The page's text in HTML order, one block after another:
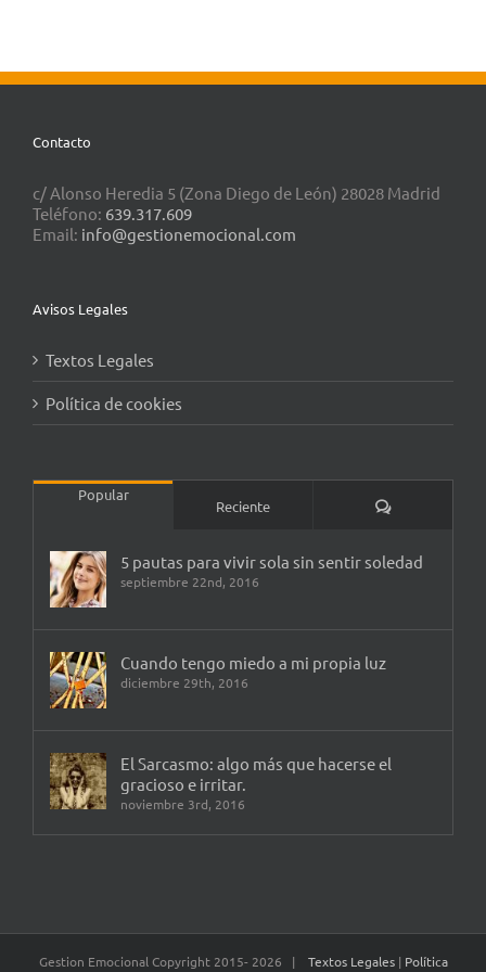
Contacto
c/ Alonso Heredia 5 (Zona Diego de León) 28028 Madrid
Teléfono: 639.317.609
Email: info@gestionemocional.com
Avisos Legales
Textos Legales
Política de cookies
Popular
Reciente Comentarios
5 pautas para vivir sola sin sentir soledad
septiembre 22nd, 2016
Cuando tengo miedo a mi propia luz
diciembre 29th, 2016
El Sarcasmo: algo más que hacerse el
gracioso e irritar.
noviembre 3rd, 2016
Gestion Emocional Copyright 2015- 2026 | Textos Legales | Política